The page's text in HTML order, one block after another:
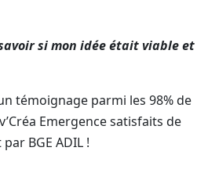
savoir si mon idée était viable et
témoignage parmi les 98% de
Emergence satisfaits de
BGE ADIL !